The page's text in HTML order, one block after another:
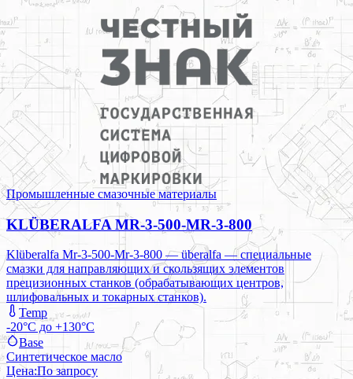
Промышленные смазочные материалы
KLÜBERALFA MR-3-500-MR-3-800
Klüberalfa Mr-3-500-Mr-3-800 — überalfa — специальные
смазки для направляющих и скользящих элементов
прецизионных станков (обрабатывающих центров,
шлифовальных и токарных станков).
Temp
-20°C до +130°C
Base
Синтетическое масло
Цена:По запросу